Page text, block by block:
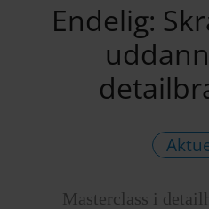
Endelig:
Masterclass i